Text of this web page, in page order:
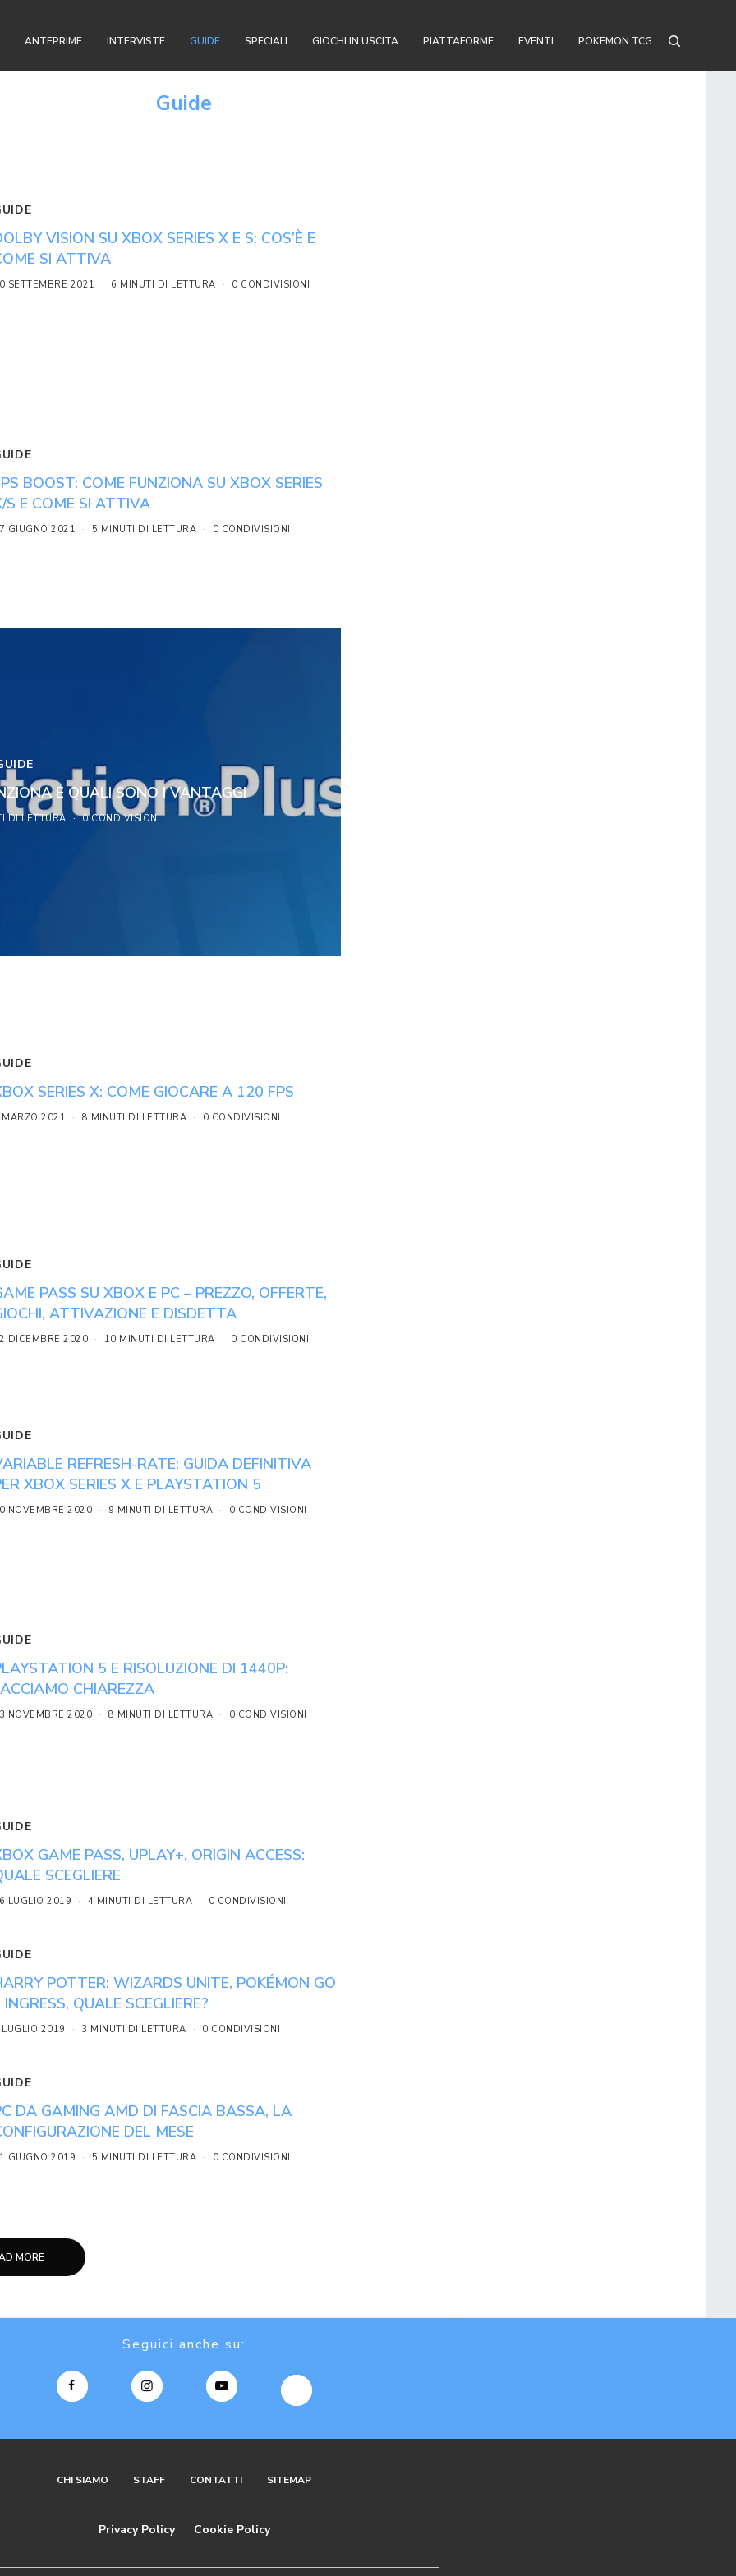
ANTEPRIME INTERVISTE GUIDE SPECIALI GIOCHI IN USCITA PIATTAFORME EVENTI POKEMON TCG
Guide
VISION SU XBOX SERIES X E S: COS’È E
SI ATTIVA
SETTEMBRE 2021 6 MINUTI DI LETTURA 0 CONDIVISIONI
BOOST: COME FUNZIONA SU XBOX SERIES
S E COME SI ATTIVA
GIUGNO 2021 5 MINUTI DI LETTURA 0 CONDIVISIONI
E QUALI SONO I VANTAGGI
DI LETTURA 0 CONDIVISIONI
SERIES X: COME GIOCARE A 120 FPS
2021 8 MINUTI DI LETTURA 0 CONDIVISIONI
PASS SU XBOX E PC – PREZZO, OFFERTE,
ATTIVAZIONE E DISDETTA
DICEMBRE 2020 10 MINUTI DI LETTURA 0 CONDIVISIONI
REFRESH-RATE: GUIDA DEFINITIVA
XBOX SERIES X E PLAYSTATION 5
NOVEMBRE 2020 9 MINUTI DI LETTURA 0 CONDIVISIONI
5 E RISOLUZIONE DI 1440P:
CHIAREZZA
NOVEMBRE 2020 8 MINUTI DI LETTURA 0 CONDIVISIONI
GAME PASS, UPLAY+, ORIGIN ACCESS:
SCEGLIERE
LUGLIO 2019 4 MINUTI DI LETTURA 0 CONDIVISIONI
POTTER: WIZARDS UNITE, POKÉMON GO
INGRESS, QUALE SCEGLIERE?
2019 3 MINUTI DI LETTURA 0 CONDIVISIONI
DA GAMING AMD DI FASCIA BASSA, LA
DEL MESE
GIUGNO 2019 5 MINUTI DI LETTURA 0 CONDIVISIONI
MORE
Seguici anche su:
CHI SIAMO STAFF CONTATTI SITEMAP
Privacy Policy Cookie Policy